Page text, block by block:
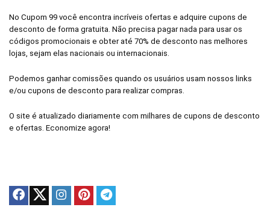
No Cupom 99 você encontra incríveis ofertas e adquire cupons de
desconto de forma gratuita. Não precisa pagar nada para usar os
códigos promocionais e obter até 70% de desconto nas melhores
lojas, sejam elas nacionais ou internacionais.
Podemos ganhar comissões quando os usuários usam nossos links
e/ou cupons de desconto para realizar compras.
O site é atualizado diariamente com milhares de cupons de desconto
e ofertas. Economize agora!